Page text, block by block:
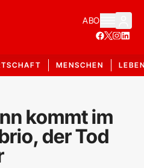
ABO
MENSCHEN
kommt im
der Tod